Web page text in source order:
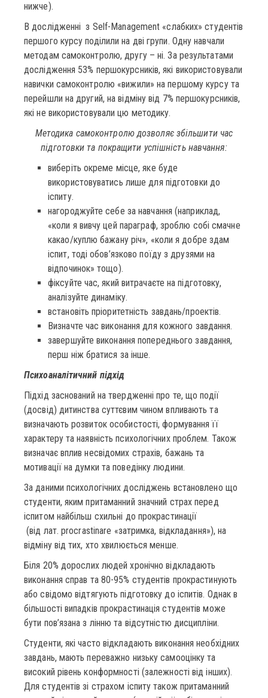
нижче).
В дослідженні з Self-Management «слабких» студентів
першого курсу поділили на дві групи. Одну навчали
методам самоконтролю, другу – ні. За результатами
дослідження 53% першокурсників, які використовували
навички самоконтролю «вижили» на першому курсу та
перейшли на другий, на відміну від 7% першокурсників,
які не використовували цю методику.
Методика самоконтролю дозволяє збільшити час
підготовки та покращити успішність навчання:
виберіть окреме місце, яке буде
використовуватись лише для підготовки до
іспиту.
нагороджуйте себе за навчання (наприклад,
«коли я вивчу цей параграф, зроблю собі смачне
какао/куплю бажану річ», «коли я добре здам
іспит, тоді обов’язково поїду з друзями на
відпочинок» тощо).
фіксуйте час, який витрачаєте на підготовку,
аналізуйте динаміку.
встановіть пріоритетність завдань/проектів.
Визначте час виконання для кожного завдання.
завершуйте виконання попереднього завдання,
перш ніж братися за інше.
Психоаналітичний підхід
Підхід заснований на твердженні про те, що події
(досвід) дитинства суттєвим чином впливають та
визначають розвиток особистості, формування її
характеру та наявність психологічних проблем. Також
визначає вплив несвідомих страхів, бажань та
мотивації на думки та поведінку людини.
За даними психологічних досліджень встановлено що
студенти, яким притаманний значний страх перед
іспитом найбільш схильні до прокрастинації
(від лат. procrastinare «затримка, відкладання»), на
відміну від тих, хто хвилюється менше.
Біля 20% дорослих людей хронічно відкладають
виконання справ та 80-95% студентів прокрастинують
або свідомо відтягують підготовку до іспитів. Однак в
більшості випадків прокрастинація студентів може
бути пов’язана з лінню та відсутністю дисципліни.
Студенти, які часто відкладають виконання необхідних
завдань, мають переважно низьку самооцінку та
високий рівень конформності (залежності від інших).
Для студентів зі страхом іспиту також притаманний